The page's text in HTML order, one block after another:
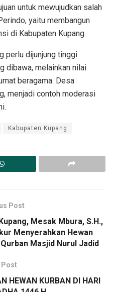
untuk mewujudkan salah
yaitu membangun
di Kabupaten Kupang.
perlu dijunjung tinggi
dibawa, melainkan nilai
beragama. Desa
menjadi contoh moderasi
Kabupaten Kupang
Post
Mesak Mbura, S.H.,
Menyerahkan Hewan
Masjid Nurul Jadid
Post
HEWAN KURBAN DI HARI